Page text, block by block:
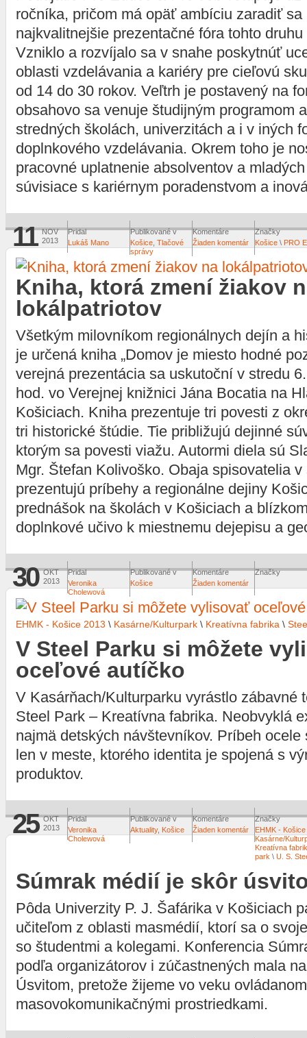
ročníka, pričom má opäť ambíciu zaradiť sa
najkvalitnejšie prezentačné fóra tohto
Vzniklo a rozvíjalo sa v snahe poskytnúť
oblasti vzdelávania a kariéry pre cieľovú
od 14 do 30 rokov. Veľtrh je postavený na
obsahovo sa venuje študijným programom
stredných školách, univerzitách a i v iných
doplnkového vzdelávania. Okrem toho je
pracovné uplatnenie absolventov a
súvisiace s kariérnym poradenstvom a
11 NOV
2013
Pridal
Lukáš Mano
Publikované v
Košice Tlačové
správy
Komentáre
Žiaden komentár
Značky
Košice \ PRO
Kniha, ktorá zmení žiakov
lokálpatriotov
Všetkým milovníkom regionálnych dejín a
je určená kniha „Domov je miesto hodné
verejná prezentácia sa uskutoční v stredu
hod. vo Verejnej knižnici Jána Bocatia na
Košiciach. Kniha prezentuje tri povesti z
tri historické štúdie. Tie približujú dejinné
ktorým sa povesti viažu. Autormi diela sú
Mgr. Štefan Kolivoško. Obaja spisovatelia
prezentujú príbehy a regionálne dejiny
prednášok na školách v Košiciach a
doplnkové učivo k miestnemu dejepisu a
30 OKT
2013
Pridal
Veronika
Cholewová
Publikované v
Košice
Komentáre
Žiaden komentár
Značky
EHMK - Košice 2013 \ Kasárne/Kulturpark \ Kreatívna fabrika \
V Steel Parku si môžete
oceľové autíčko
V Kasárňach/Kulturparku vyrástlo zábavné
Steel Park – Kreatívna fabrika. Neobvyklá
najmä detských návštevníkov. Príbeh
len v meste, ktorého identita je spojená s
produktov.
25 OKT
2013
Pridal
Veronika
Cholewová
Publikované v
Aktuality, Košice
Komentáre
Žiaden komentár
Značky
EHMK -
Kasárne/
Kreatívna
park \ U. S.
Súmrak médií je skôr
Pôda Univerzity P. J. Šafárika v Košiciach
učiteľom z oblasti masmédií, ktorí sa o
so študentmi a kolegami. Konferencia
podľa organizátorov i zúčastnených mala
Úsvitom, pretože žijeme vo veku ovládanom
masovokomunikačnými prostriedkami.